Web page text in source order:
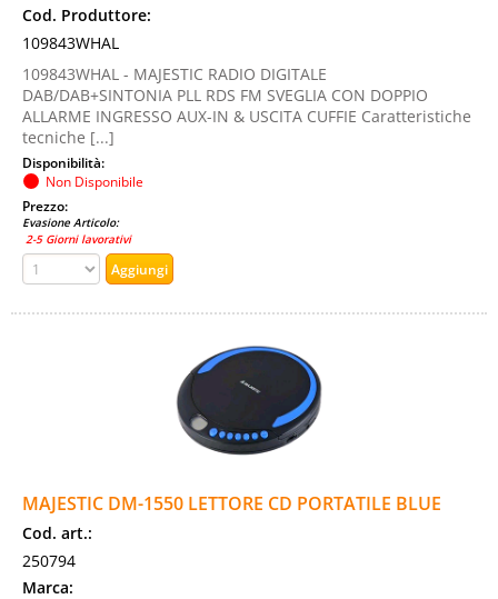
Cod. Produttore:
109843WHAL
109843WHAL - MAJESTIC RADIO DIGITALE
DAB/DAB+SINTONIA PLL RDS FM SVEGLIA CON DOPPIO
ALLARME INGRESSO AUX-IN & USCITA CUFFIE Caratteristiche
tecniche [...]
Disponibilità:
Non Disponibile
Prezzo:
Evasione Articolo:
2-5 Giorni lavorativi
MAJESTIC DM-1550 LETTORE CD PORTATILE BLUE
Cod. art.:
250794
Marca: